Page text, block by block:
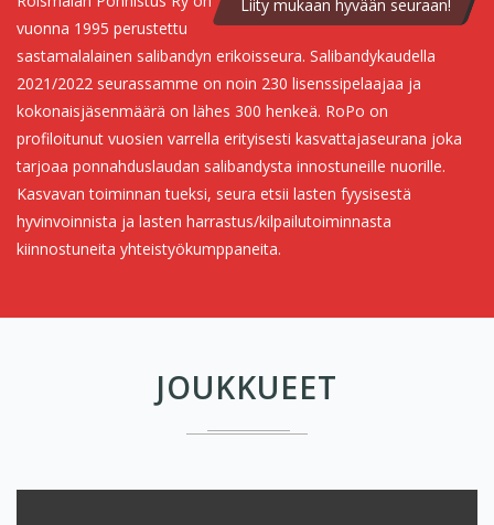
Liity mukaan hyvään seuraan!
vuonna 1995 perustettu
sastamalalainen salibandyn erikoisseura. Salibandykaudella
2021/2022 seurassamme on noin 230 lisenssipelaajaa ja
kokonaisjäsenmäärä on lähes 300 henkeä. RoPo on
profiloitunut vuosien varrella erityisesti kasvattajaseurana joka
tarjoaa ponnahduslaudan salibandysta innostuneille nuorille.
Kasvavan toiminnan tueksi, seura etsii lasten fyysisestä
hyvinvoinnista ja lasten harrastus/kilpailutoiminnasta
kiinnostuneita yhteistyökumppaneita.
JOUKKUEET